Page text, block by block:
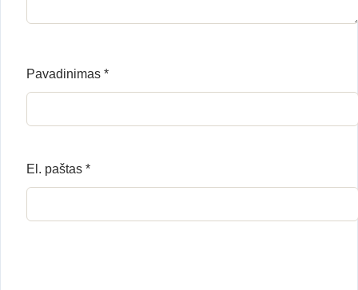
Pavadinimas *
El. paštas *